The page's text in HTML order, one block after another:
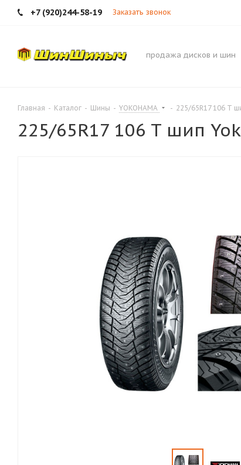
+7 (920)244-58-19 Заказать звонок
продажа дисков и шин
Главная - Каталог - Шины - YOKOHAMA - 225/65R17 106 T
225/65R17 106 T шип